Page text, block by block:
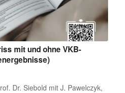
mit und ohne VKB-
Dr. Siebold mit J. Pawelczyk,